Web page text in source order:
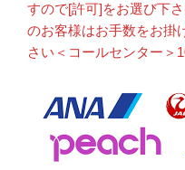
すので[許可]をお選び下
のお客様はお手数をお掛
さい＜コールセンター＞